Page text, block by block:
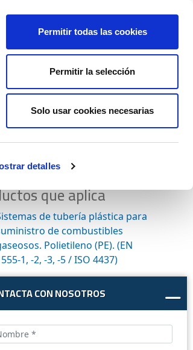
detalles
Permitir todas las cookies
Permitir la selección
Solo usar cookies necesarias
916169710 spanish
Botón
CON NOSOTROS
que aplica
de tubería plástica para
de combustibles
Polietileno (PE). (EN
1, -2, -3, -5 / ISO 4437)
de ensayo
16770